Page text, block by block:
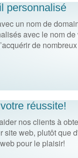
personnalisé
un nom de
avec le nom de
de nombreux
réussite!
nos clients à
site web, plutôt que
pour le plaisir!